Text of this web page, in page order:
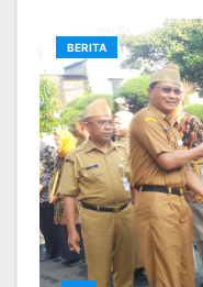
BERITA